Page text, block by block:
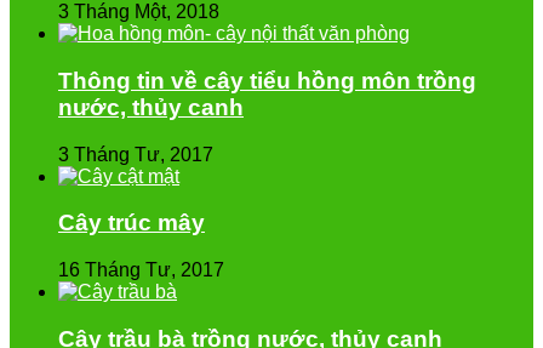
3 Tháng Một, 2018
Thông tin về cây tiểu hồng môn trồng
nước, thủy canh
3 Tháng Tư, 2017
Cây trúc mây
16 Tháng Tư, 2017
Cây trầu bà trồng nước, thủy canh